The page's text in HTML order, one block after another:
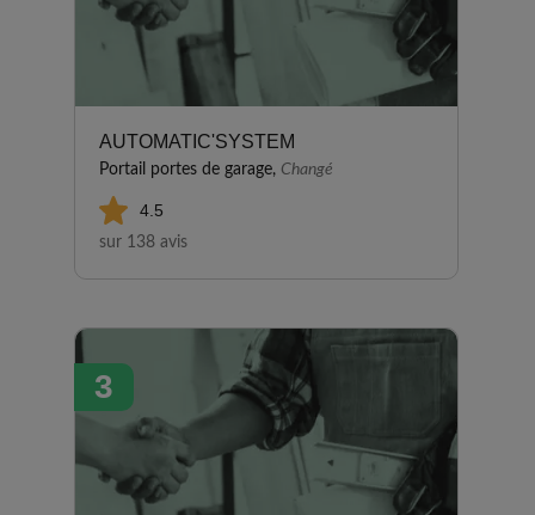
claires, la conception du projet,
le fait de pouvoir visiter
assemblage à Conlie. Nous
avons également apprécié le
respect des délais, le
recommandons sans hésitation.
AUTOMATIC'SYSTEM
Portail portes de garage, Changé
4.5
sur 138 avis
3